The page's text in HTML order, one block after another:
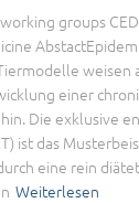
groups
weisen
einer
Die exklusive
ist das
eine rein
Weiterlesen